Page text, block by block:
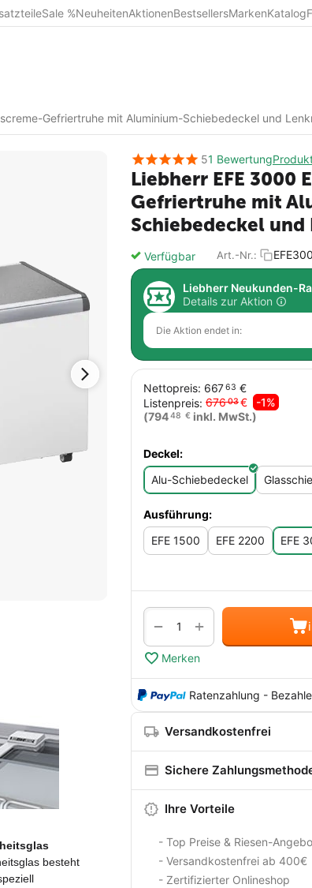
Sale %NeuheitenAktionenBestsellersMarkenKatalog
Gefriertruhe mit Aluminium-Schiebedeckel und
51 Bewertung
Liebherr EFE 3000
Gefriertruhe mit
Schiebedeckel
Verfügbar Art.-Nr.:
Liebherr Neukunden-
Details zur Aktion
Die Aktion endet in:
Nettopreis: 66763 €
Listenpreis: 67603€
-1%
(79448 € inkl. MwSt.)
Deckel:
Alu-Schiebedeckel
Ausführung:
EFE 1500
EFE 2200 EFE
Menge
+
−
Merken
Ratenzahlung -
Versandkostenfrei
Sichere
Ihre Vorteile
- Top Preise & Riesen-
- Versandkostenfrei ab 400€
- Zertifizierter Onlineshop
besteht